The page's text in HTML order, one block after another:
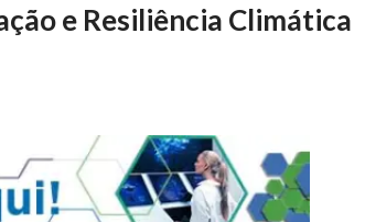
e Resiliência Climática